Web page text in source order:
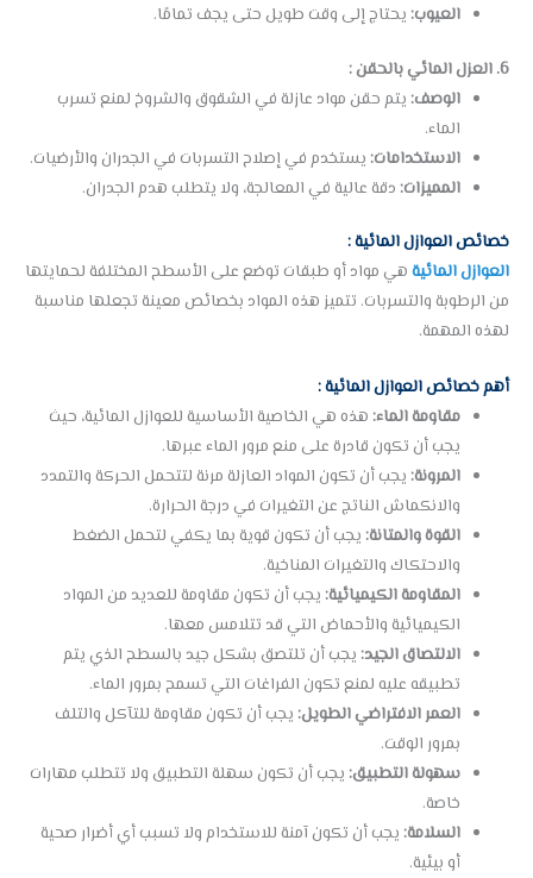
العيوب:يحتاج إلى وقت طويل حتى يجف تمامًا.
6. العزل المائي بالحقن :
الوصف:يتم حقن مواد عازلة في الشقوق والشروخ لمنع تسرب
الماء.
الاستخدامات:يستخدم في إصلاح التسربات في الجدران والأرضيات.
المميزات:دقة عالية في المعالجة، ولا يتطلب هدم الجدران.
خصائص العوازل المائية :
العوازل المائيةهي مواد أو طبقات توضع على الأسطح المختلفة لحمايتها
من الرطوبة والتسربات. تتميز هذه المواد بخصائص معينة تجعلها مناسبة
لهذه المهمة.
أهم خصائص العوازل المائية :
مقاومة الماء:هذه هي الخاصية الأساسية للعوازل المائية، حيث
يجب أن تكون قادرة على منع مرور الماء عبرها.
المرونة:يجب أن تكون المواد العازلة مرنة لتتحمل الحركة والتمدد
والانكماش الناتج عن التغيرات في درجة الحرارة.
القوة والمتانة:يجب أن تكون قوية بما يكفي لتحمل الضغط
والاحتكاك والتغيرات المناخية.
المقاومة الكيميائية:يجب أن تكون مقاومة للعديد من المواد
الكيميائية والأحماض التي قد تتلامس معها.
الالتصاق الجيد:يجب أن تلتصق بشكل جيد بالسطح الذي يتم
تطبيقه عليه لمنع تكون الفراغات التي تسمح بمرور الماء.
العمر الافتراضي الطويل:يجب أن تكون مقاومة للتآكل والتلف
بمرور الوقت.
سهولة التطبيق:يجب أن تكون سهلة التطبيق ولا تتطلب مهارات
خاصة.
السلامة:يجب أن تكون آمنة للاستخدام ولا تسبب أي أضرار صحية
أو بيئية.